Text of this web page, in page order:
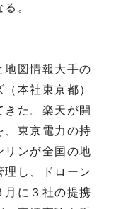
。
図情報大手の
本社東京都）
た。楽天が開
、東京電力の持
リンが全国の地
理し、ドローン
月に３社の提携